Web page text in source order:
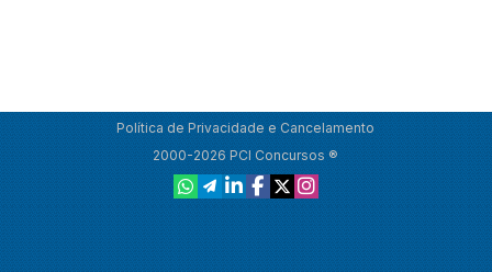
Política de Privacidade e Cancelamento
2000-2026 PCI Concursos ®